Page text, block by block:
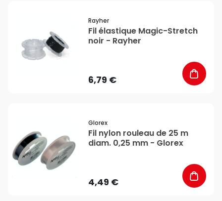
Rayher
Fil élastique Magic-Stretch
noir - Rayher
6,79 €
Glorex
Fil nylon rouleau de 25 m
diam. 0,25 mm - Glorex
4,49 €